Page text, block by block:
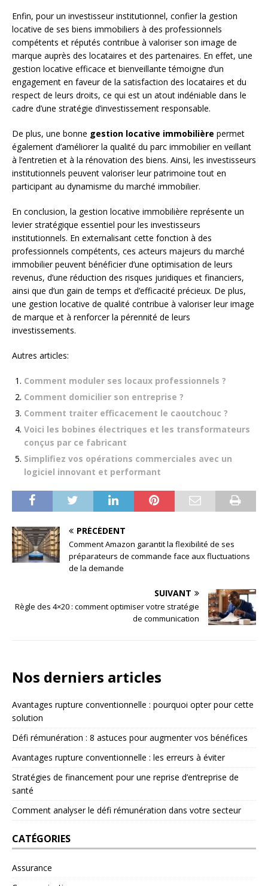
Enfin, pour un investisseur institutionnel, confier la gestion
locative de ses biens immobiliers à des professionnels
compétents et réputés contribue à valoriser son image de
marque auprès des locataires et des partenaires. En effet, une
gestion locative efficace et bienveillante témoigne d’un
engagement en faveur de la satisfaction des locataires et du
respect de leurs droits, ce qui est un atout indéniable dans le
cadre d’une stratégie d’investissement responsable.
De plus, une bonne gestion locative immobilière permet
également d’améliorer la qualité du parc immobilier en veillant
à l’entretien et à la rénovation des biens. Ainsi, les investisseurs
institutionnels peuvent valoriser leur patrimoine tout en
participant au dynamisme du marché immobilier.
En conclusion, la gestion locative immobilière représente un
levier stratégique essentiel pour les investisseurs
institutionnels. En externalisant cette fonction à des
professionnels compétents, ces acteurs majeurs du marché
immobilier peuvent bénéficier d’une optimisation de leurs
revenus, d’une réduction des risques juridiques et financiers,
ainsi que d’un gain de temps et d’efficacité précieux. De plus,
une gestion locative de qualité contribue à valoriser leur image
de marque et à renforcer la pérennité de leurs
investissements.
Autres articles:
Comment moduler ses locaux professionnels ?
Comment domicilier son entreprise ?
Comment traiter efficacement le caoutchouc ?
Voici les bobines électriques et les transformateurs
conçus par ce fabricant
Simplifiez vos opérations commerciales avec un
logiciel innovant et performant
PRÉCÉDENT
Comment Amazon garantit la flexibilité de ses
préparateurs de commande face aux fluctuations
de la demande
SUIVANT
Règle des 4×20 : comment optimiser votre stratégie
de communication
Nos derniers articles
Avantages rupture conventionnelle : pourquoi opter pour cette
solution
Défi rémunération : 8 astuces pour augmenter vos bénéfices
Avantages rupture conventionnelle : les erreurs à éviter
Stratégies de financement pour une reprise d’entreprise de
santé
Comment analyser le défi rémunération dans votre secteur
CATÉGORIES
Assurance